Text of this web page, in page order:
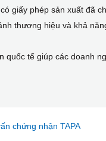
giấy phép sản xuất đã
thương hiệu và khả
quốc tế giúp các doanh
chứng nhận TAPA